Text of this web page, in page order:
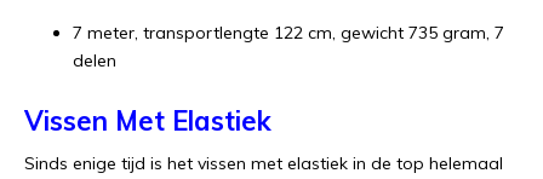
7 meter, transportlengte 122 cm, gewicht 735 gram, 7
delen
Vissen Met Elastiek
Sinds enige tijd is het vissen met elastiek in de top helemaal